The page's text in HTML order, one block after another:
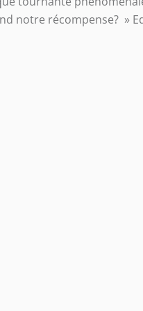
récompense? » Ed